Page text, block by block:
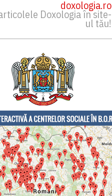
doxologia.ro
Doxologia în site-
ul tău!